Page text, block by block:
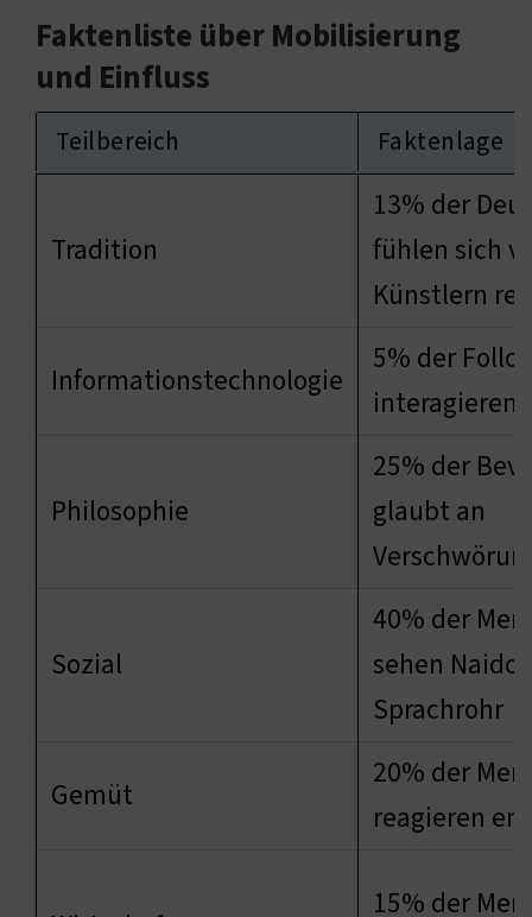
Faktenliste über Mobilisierung
und Einfluss
Teilbereich Faktenlage
Tradition
13% der
fühlen sich
Künstlern
Informationstechnologie
5% der
interagieren
Philosophie
25% der
glaubt an
Sozial
40% der
sehen
Sprachrohr
Gemüt
20% der
reagieren
15% der